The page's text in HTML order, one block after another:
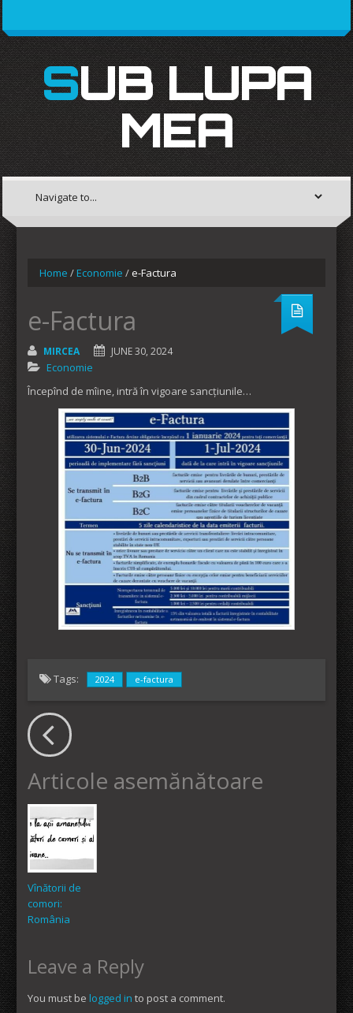
SUB LUPA
MEA
Home /Economie /e-Factura
e-Factura
MIRCEA JUNE 30, 2024
Economie
Începînd de mîine, intră în vigoare sancțiunile…
Tags: 2024 e-factura
Articole asemănătoare
Vînătorii de
comori:
România
Leave a Reply
You must be logged in to post a comment.